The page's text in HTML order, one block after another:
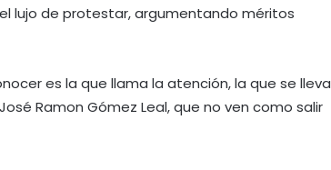
lujo de protestar, argumentando méritos
es la que llama la atención, la que se lleva
Ramon Gómez Leal, que no ven como salir